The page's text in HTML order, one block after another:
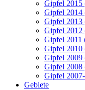
Gipfel 2015
Gipfel 2014
Gipfel 2013
Gipfel 2012
Gipfel 2011
Gipfel 2010
Gipfel 2009
Gipfel 2008
Gipfel
Gebiete